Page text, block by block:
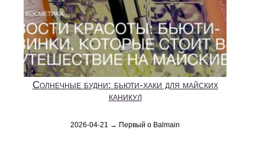
Солнечные будни: бьюти-хаки для майских
каникул
2026-04-21 → Первый о Balmain